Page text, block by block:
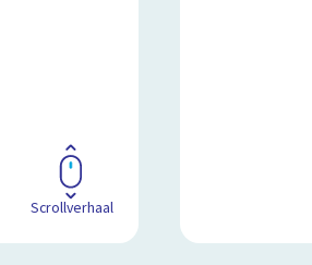
Scrollverhaal